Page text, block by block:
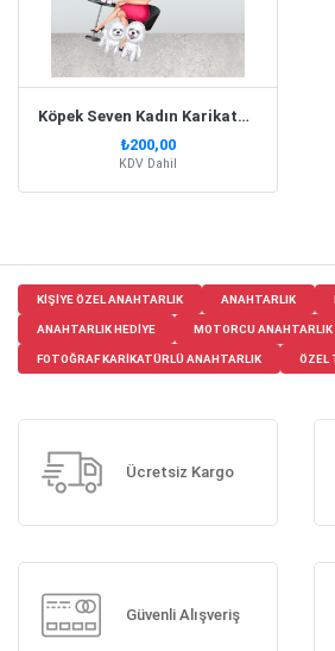
Köpek Seven Kadın Karikatür Biblo Anahtarlık
₺200,00
KDV Dahil
KIŞIYE ÖZEL ANAHTARLIK ANAHTARLIK
ANAHTARLIK HEDIYE MOTORCU ANAHTARLIK
FOTOĞRAF KARIKATÜRLÜ ANAHTARLIK ÖZEL
Ücretsiz Kargo
Güvenli Alışveriş